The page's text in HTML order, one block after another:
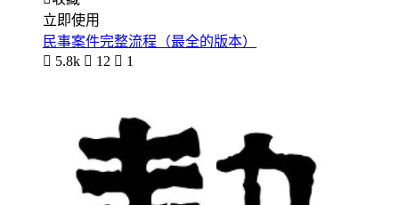
立即使用
民事案件完整流程（最全的版本）
 5.8k  12  1